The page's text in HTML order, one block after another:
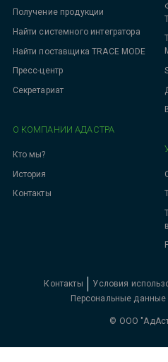
Получение продукции
Найти системного интегратора
Найти поставщика TRACE MODE
Пресс-центр
Секретариат
О КОМПАНИИ АДАСТРА
Кто мы?
История
Контакты
Контакты Условия
Персональные данные
© ООО